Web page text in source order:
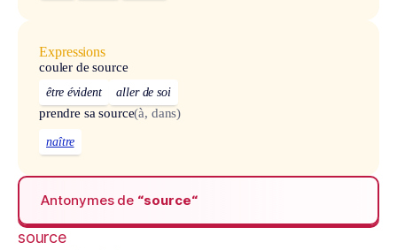
Expressions
couler de source
être évident aller de soi
prendre sa source(à, dans)
naître
Antonymes de “source“
source